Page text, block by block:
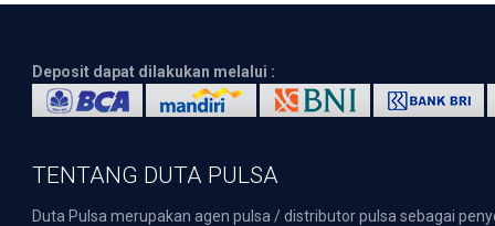
Deposit dapat dilakukan melalui :
TENTANG DUTA PULSA
Duta Pulsa merupakan agen pulsa / distributor pulsa sebagai